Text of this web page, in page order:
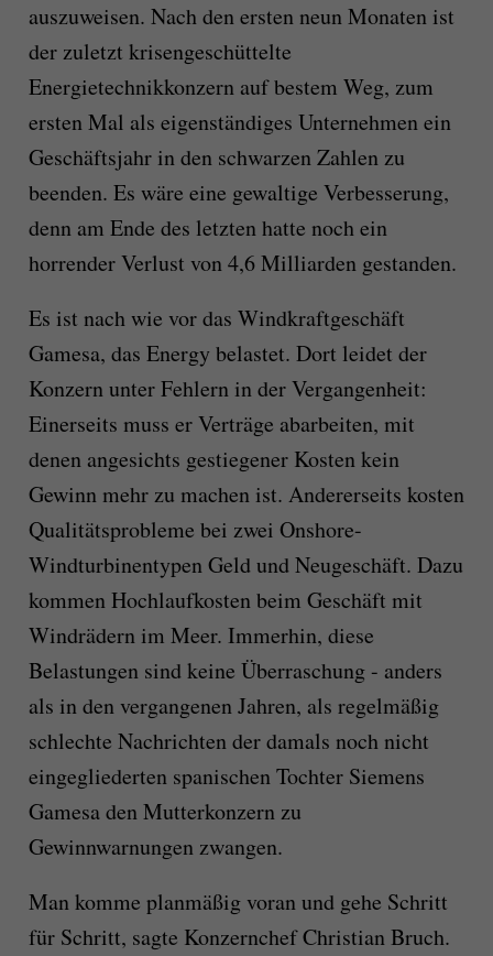
auszuweisen. Nach den ersten neun Monaten ist
der zuletzt krisengeschüttelte
Energietechnikkonzern auf bestem Weg, zum
ersten Mal als eigenständiges Unternehmen ein
Geschäftsjahr in den schwarzen Zahlen zu
beenden. Es wäre eine gewaltige Verbesserung,
denn am Ende des letzten hatte noch ein
horrender Verlust von 4,6 Milliarden gestanden.
Es ist nach wie vor das Windkraftgeschäft
Gamesa, das Energy belastet. Dort leidet der
Konzern unter Fehlern in der Vergangenheit:
Einerseits muss er Verträge abarbeiten, mit
denen angesichts gestiegener Kosten kein
Gewinn mehr zu machen ist. Andererseits kosten
Qualitätsprobleme bei zwei Onshore-
Windturbinentypen Geld und Neugeschäft. Dazu
kommen Hochlaufkosten beim Geschäft mit
Windrädern im Meer. Immerhin, diese
Belastungen sind keine Überraschung - anders
als in den vergangenen Jahren, als regelmäßig
schlechte Nachrichten der damals noch nicht
eingegliederten spanischen Tochter Siemens
Gamesa den Mutterkonzern zu
Gewinnwarnungen zwangen.
Man komme planmäßig voran und gehe Schritt
für Schritt, sagte Konzernchef Christian Bruch.